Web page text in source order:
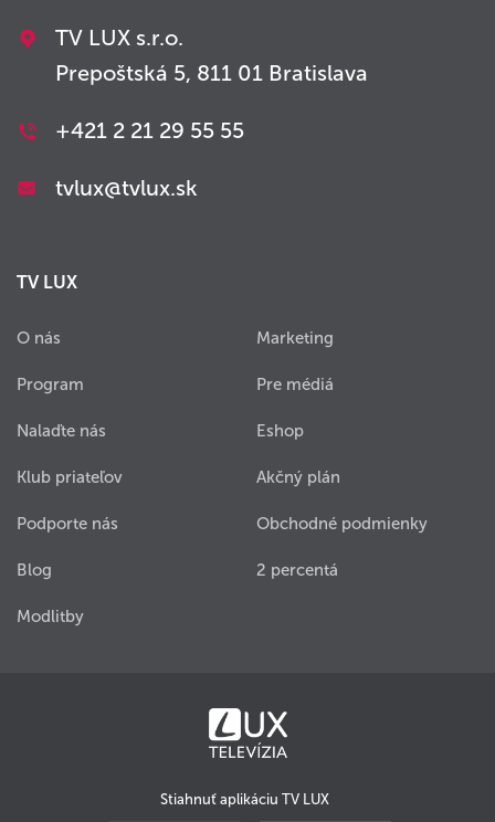
TV LUX s.r.o.
Prepoštská 5, 811 01 Bratislava
+421 2 21 29 55 55
tvlux@tvlux.sk
TV LUX
O nás
Program
Nalaďte nás
Klub priateľov
Podporte nás
Blog
Modlitby
Marketing
Pre médiá
Eshop
Akčný plán
Obchodné podmienky
2 percentá
Stiahnuť aplikáciu TV LUX